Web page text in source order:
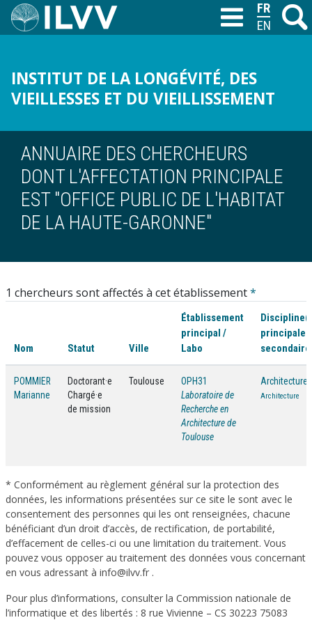
Aller
au
M
INSTITUT DE LA LONGÉVITÉ, DES
VIEILLESSES ET DU VIEILLISSEMENT
T
ANNUAIRE DES CHERCHEURS
DONT L'AFFECTATION PRINCIPALE
EST "OFFICE PUBLIC DE L'HABITAT
DE LA HAUTE-GARONNE"
1 chercheurs sont affectés à cet établissement*
Nom Statut Ville
Établissement
principal /
Labo
principale /
POMMIER
Marianne
Doctorant·e
Chargé·e
de mission
Toulouse
OPH31
Laboratoire de
Recherche en
Architecture de
Toulouse
Architecture
Architecture
* Conformément au règlement général sur la protection des
données, les informations présentées sur ce site le sont avec le
consentement des personnes qui les ont renseignées, chacune
bénéficiant d’un droit d’accès, de rectification, de portabilité,
d’effacement de celles-ci ou une limitation du traitement. Vous
pouvez vous opposer au traitement des données vous concernant
en vous adressant à info@ilvv.fr .
Pour plus d’informations, consulter la Commission nationale de
l’informatique et des libertés : 8 rue Vivienne – CS 30223 75083
FRANÇAIS
ENGLISH